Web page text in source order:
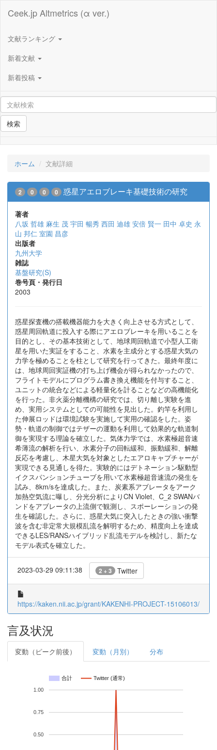
Ceek.jp Altmetrics (α ver.)
文献ランキング
新着文献
新着投稿
検索
ホーム 文献詳細
2 0 0 0 惑星アエロブレーキ基礎技術の研究
著者
八坂 哲雄 麻生 茂 宇田 暢秀 西田 迪雄 安倍 賢一 田中 卓史 永
山 邦仁 室園 昌彦
出版者
九州大学
雑誌
基盤研究(S)
巻号頁・発行日
2003
惑星探査機の搭載機器能力を大きく向上させる方式として、
惑星周回軌道に投入する際にアエロブレーキを用いることを
目的とし、その基本技術として、地球周回軌道で小型人工衛
星を用いた実証をすること、水素を主成分とする惑星大気の
力学を極めることを柱として研究を行ってきた。最終年度に
は、地球周回実証機の打ち上げ機会が得られなかったので、
フライトモデルにプログラム書き換え機能を付与すること、
ユニットの統合などによる軽量化を計ることなどの高機能化
を行った。非火薬分離機構の研究では、切り離し実験を進
め、実用システムとしての可能性を見出した。釣竿を利用し
た伸展ロッドは環境試験を実施して実用の確認をした。姿
勢・軌道の制御ではテザーの運動を利用して効果的な軌道制
御を実現する理論を確立した。気体力学では、水素極超音速
希薄流の解析を行い、水素分子の回転緩和、振動緩和、解離
反応を考慮し、木星大気を対象としたエアロキャプチャーが
実現できる見通しを得た。実験的にはデトネーション駆動型
イクスパンションチューブを用いて水素極超音速流の発生を
試み、8km/sを達成した。また、炭素系アブレータをアーク
加熱空気流に曝し、分光分析によりCN Violet、C_2 SWANバ
ンドをアブレータの上流側で観測し、スポーレーションの発
生を確認した。さらに、惑星大気に突入したときの強い衝撃
波を含む非定常大規模乱流を解明するため、精度向上を達成
できるLES/RANSハイブリッド乱流モデルを検討し、新たな
モデル表式を確立した。
2023-03-29 09:11:38 2 + 3 Twitter
https://kaken.nii.ac.jp/grant/KAKENHI-PROJECT-15106013/
言及状況
変動（ピーク前後） 変動（月別） 分布
合計 Twitter (通常)
0.50
0.75
1.00